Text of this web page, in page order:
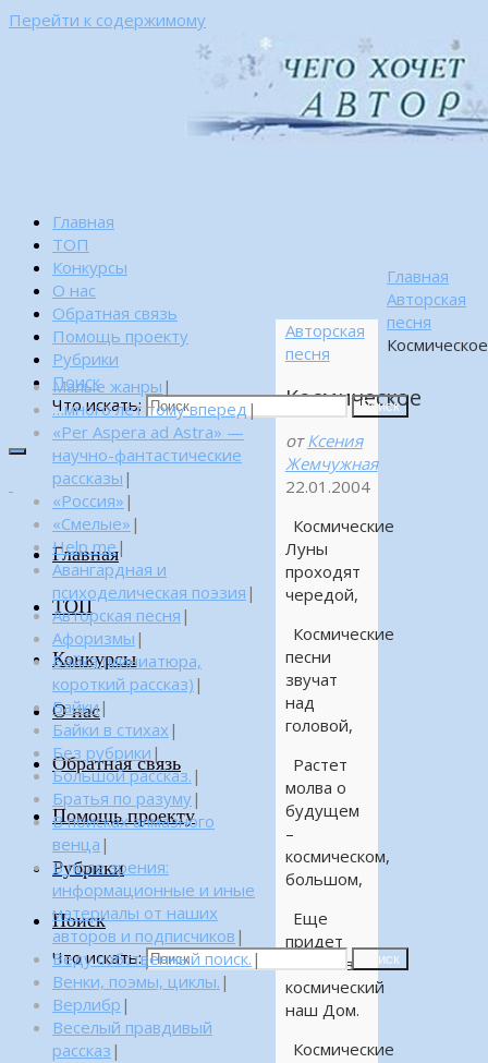
Перейти к содержимому
Главная
ТОП
Конкурсы
О нас
Обратная связь
Помощь проекту
Рубрики
Поиск
Что искать:
Поиск
Главная
ТОП
Конкурсы
О нас
Обратная связь
Помощь проекту
Рубрики
Поиск
Что искать: Поиск
Главная
Авторская
песня
Космическое
Авторская
песня
Космическое
от Ксения
Жемчужная
22.01.2004
Космические
Луны
проходят
чередой,
Космические
песни
звучат
над
головой,
Растет
молва о
будущем
–
космическом,
большом,
Еще
придет
сияние в
космический
наш Дом.
Космические
Малые жанры |
…много лет тому вперед |
«Per Aspera ad Astra» —
научно-фантастические
рассказы |
«Россия» |
«Смелые» |
Help me|
Авангардная и
психоделическая поэзия |
Авторская песня |
Афоризмы |
Байка (миниатюра,
короткий рассказ) |
Байки|
Байки в стихах |
Без рубрики |
Большой рассказ. |
Братья по разуму|
В поисках алмазного
венца |
В поле зрения:
информационные и иные
материалы от наших
авторов и подписчиков |
Веду собственный поиск. |
Венки, поэмы, циклы. |
Верлибр |
Веселый правдивый
рассказ |